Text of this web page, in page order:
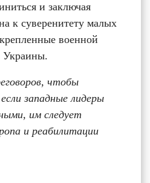
и заключая
к суверенитету малых
военной
Украины.
чтобы
западные лидеры
им следует
и реабилитации